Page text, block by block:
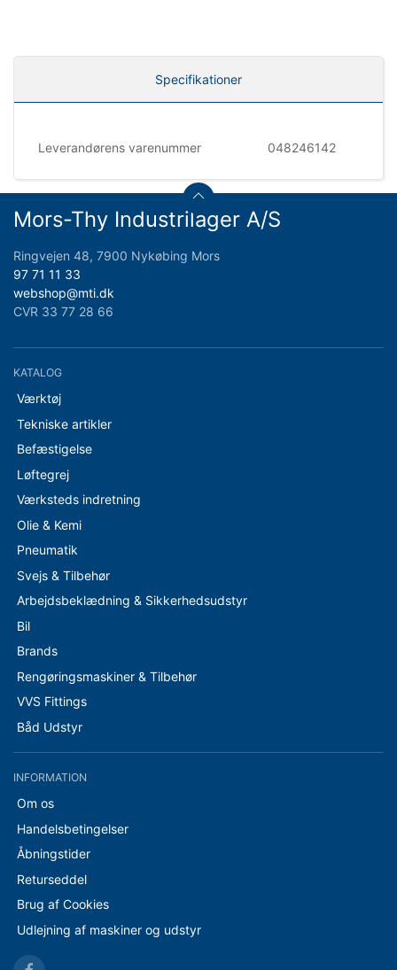
Specifikationer
Leverandørens varenummer 048246142
Mors-Thy Industrilager A/S
Ringvejen 48, 7900 Nykøbing Mors
97 71 11 33
webshop@mti.dk
CVR 33 77 28 66
KATALOG
Værktøj
Tekniske artikler
Befæstigelse
Løftegrej
Værksteds indretning
Olie & Kemi
Pneumatik
Svejs & Tilbehør
Arbejdsbeklædning & Sikkerhedsudstyr
Bil
Brands
Rengøringsmaskiner & Tilbehør
VVS Fittings
Båd Udstyr
INFORMATION
Om os
Handelsbetingelser
Åbningstider
Returseddel
Brug af Cookies
Udlejning af maskiner og udstyr